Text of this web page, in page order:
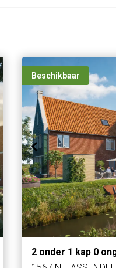
Beschikbaar
2 onder 1 kap 0